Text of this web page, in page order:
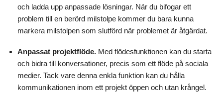
och ladda upp anpassade lösningar. När du bifogar ett
problem till en berörd milstolpe kommer du bara kunna
markera milstolpen som slutförd när problemet är åtgärdat.
Anpassat projektflöde. Med flödesfunktionen kan du starta
och bidra till konversationer, precis som ett flöde på sociala
medier. Tack vare denna enkla funktion kan du hålla
kommunikationen inom ett projekt öppen och utan krångel.